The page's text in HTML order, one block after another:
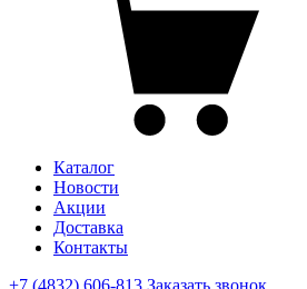
Каталог
Новости
Акции
Доставка
Контакты
+7 (4832) 606-813 Заказать звонок